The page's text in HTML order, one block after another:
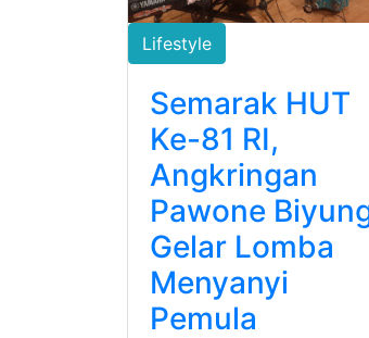
Lifestyle
Semarak HUT
Ke-81 RI,
Angkringan
Pawone
Gelar Lomba
Menyanyi
Pemula